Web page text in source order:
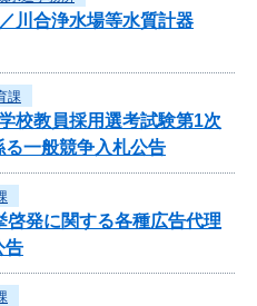
川合浄水場等水質計器
課
校教員採用選考試験第1次
一般競争入札公告
発に関する各種広告代理
告